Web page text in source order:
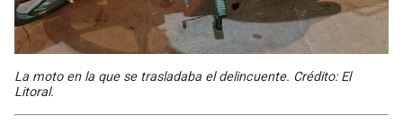
La moto en la que se trasladaba el delincuente. Crédito: El
Litoral.